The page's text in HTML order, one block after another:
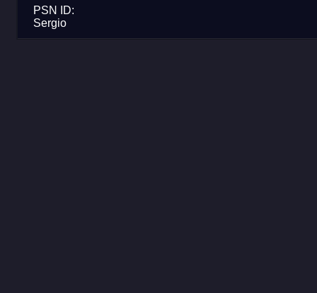
PSN ID:
Sergio